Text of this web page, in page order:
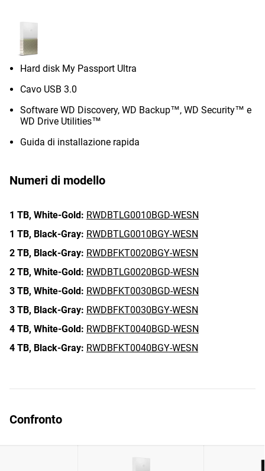
Hard disk My Passport Ultra
Cavo USB 3.0
Software WD Discovery, WD Backup™, WD Security™ e
WD Drive Utilities™
Guida di installazione rapida
Numeri di modello
1 TB, White-Gold: RWDBTLG0010BGD-WESN
1 TB, Black-Gray: RWDBTLG0010BGY-WESN
2 TB, Black-Gray: RWDBFKT0020BGY-WESN
2 TB, White-Gold: RWDBTLG0020BGD-WESN
3 TB, White-Gold: RWDBFKT0030BGD-WESN
3 TB, Black-Gray: RWDBFKT0030BGY-WESN
4 TB, White-Gold: RWDBFKT0040BGD-WESN
4 TB, Black-Gray: RWDBFKT0040BGY-WESN
Confronto